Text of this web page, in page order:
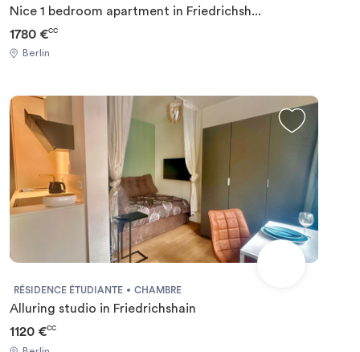
Nice 1 bedroom apartment in Friedrichsh...
1780 €CC
Berlin
RÉSIDENCE ÉTUDIANTE CHAMBRE
Alluring studio in Friedrichshain
1120 €CC